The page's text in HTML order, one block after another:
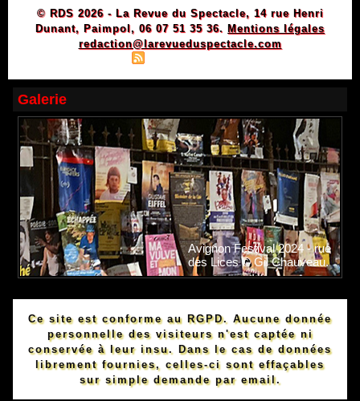
© RDS 2026 - La Revue du Spectacle, 14 rue Henri
Dunant, Paimpol, 06 07 51 35 36. Mentions légales
redaction@larevueduspectacle.com
Galerie
Avignon Festival 2024 - rue
des Lices © Gil Chauveau.
Ce site est conforme au RGPD. Aucune donnée
personnelle des visiteurs n'est captée ni
conservée à leur insu. Dans le cas de données
librement fournies, celles-ci sont effaçables
sur simple demande par email.